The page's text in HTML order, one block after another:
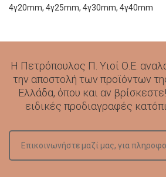
4γ20mm, 4γ25mm, 4γ30mm, 4γ40mm
Η Πετρόπουλος Π. Υιοί Ο.Ε.
την αποστολή των προϊόντων
Ελλάδα, όπου και αν
ειδικές προδιαγραφές
Επικοινωνήστε μαζί μας, για